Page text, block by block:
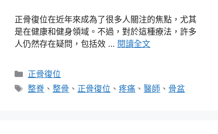
正骨復位在近年來成為了很多人關注的焦點，尤其
是在健康和健身領域。不過，對於這種療法，許多
人仍然存在疑問，包括效 … 閱讀全文
分
類
正骨復位
標
整脊 、整骨 、 正骨復位 、疼痛 、醫師 、 骨盆